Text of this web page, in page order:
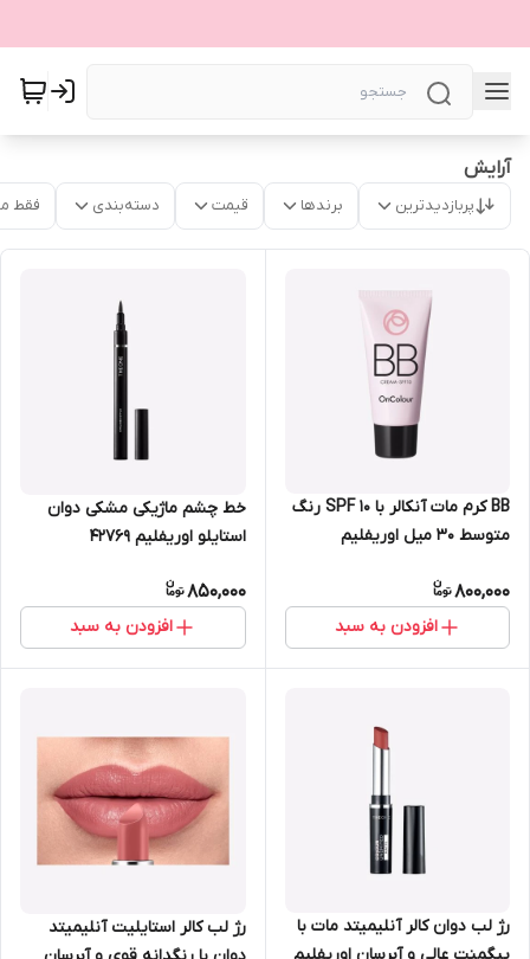
آرایش
پربازدیدترین برندها قیمت دسته‌بندی فقط
BB کرم مات آنکالر با SPF 10 رنگ
متوسط 30 میل اوریفلیم
800,000
افزودن به سبد
خط چشم ماژیکی مشکی دوان
استایلو اوریفلیم 42769
850,000
افزودن به سبد
رژ لب دوان کالر آنلیمیتد مات با
رژ لب کالر استایلیت آنلیمیتد